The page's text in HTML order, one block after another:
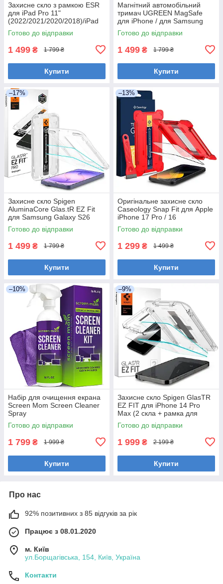
Захисне скло з рамкою ESR
для iPad Pro 11"
(2022/2021/2020/2018)/iPad
Air 5 (2022)/iPad Air 4 (2020)
Готово до відправки
1 499 ₴ 1 799 ₴
Купити
Магнітний автомобільний
тримач UGREEN MagSafe
для iPhone / для Samsung
Готово до відправки
1 499 ₴ 1 799 ₴
Купити
–17%
Захисне скло Spigen
AluminaCore Glas.tR EZ Fit
для Samsung Galaxy S26
Ultra (2 скла + рамка для
клеєння), AGL11068
Готово до відправки
1 499 ₴ 1 799 ₴
Купити
–13%
Оригінальне захисне скло
Caseology Snap Fit для Apple
iPhone 17 Pro / 16
Pro, AGL07938
Готово до відправки
1 299 ₴ 1 499 ₴
Купити
–10%
Набір для очищення екрана
Screen Mom Screen Cleaner
Spray
Готово до відправки
1 799 ₴ 1 999 ₴
Купити
–9%
Захисне скло Spigen GlasTR
EZ FIT для iPhone 14 Pro
Max (2 скла + рамка для
клеєння), AGL05202
Готово до відправки
1 999 ₴ 2 199 ₴
Купити
Про нас
92% позитивних з 85 відгуків за рік
Працює з 08.01.2020
м. Київ
ул.Борщагівська, 154, Київ, Україна
Контакти